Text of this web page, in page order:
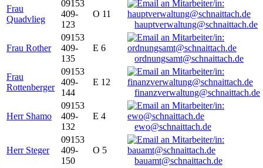
Frau
Quadvlieg
09153
409-
123
O 11
hauptverwaltung@schnaittach.de
Frau Rother
09153
409-
135
E 6
ordnungsamt@schnaittach.de
Frau
Rottenberger
09153
409-
144
E 12
finanzverwaltung@schnaittach.de
Herr Shamo
09153
409-
132
E 4
ewo@schnaittach.de
Herr Steger
09153
409-
150
O 5
bauamt@schnaittach.de